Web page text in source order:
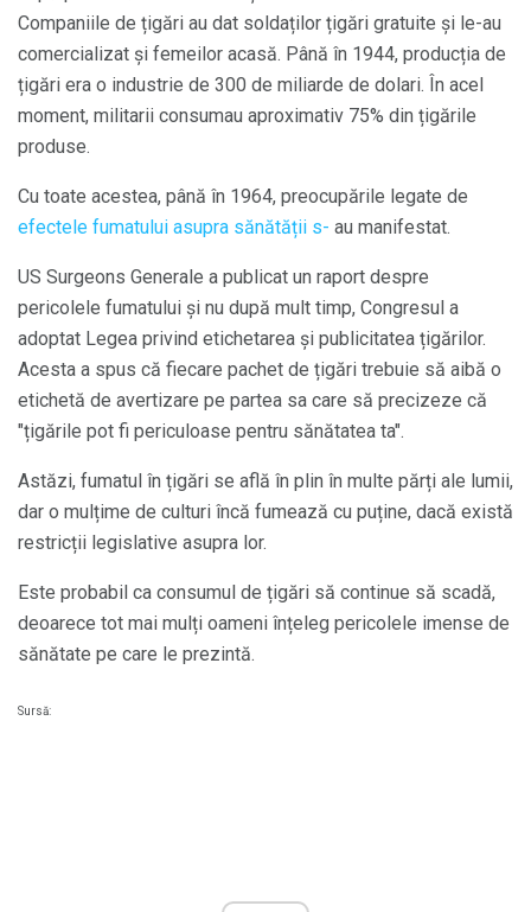
Companiile de țigări au dat soldaților țigări gratuite și le-au
comercializat și femeilor acasă. Până în 1944, producția de
țigări era o industrie de 300 de miliarde de dolari. În acel
moment, militarii consumau aproximativ 75% din țigările
produse.
Cu toate acestea, până în 1964, preocupările legate de
efectele fumatului asupra sănătății s- au manifestat.
US Surgeons Generale a publicat un raport despre
pericolele fumatului și nu după mult timp, Congresul a
adoptat Legea privind etichetarea și publicitatea țigărilor.
Acesta a spus că fiecare pachet de țigări trebuie să aibă o
etichetă de avertizare pe partea sa care să precizeze că
"țigările pot fi periculoase pentru sănătatea ta".
Astăzi, fumatul în țigări se află în plin în multe părți ale lumii,
dar o mulțime de culturi încă fumează cu puține, dacă există
restricții legislative asupra lor.
Este probabil ca consumul de țigări să continue să scadă,
deoarece tot mai mulți oameni înțeleg pericolele imense de
sănătate pe care le prezintă.
Sursă: